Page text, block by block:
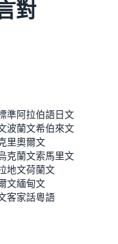
對
準阿拉伯語日文
波蘭文希伯來文
里奧爾文
克蘭文索馬里文
地文荷蘭文
文緬甸文
客家話粵語